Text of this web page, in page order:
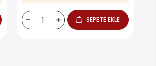
SEPETE EKLE